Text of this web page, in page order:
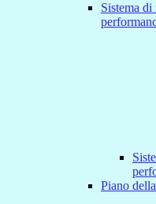
Sistema
Piano